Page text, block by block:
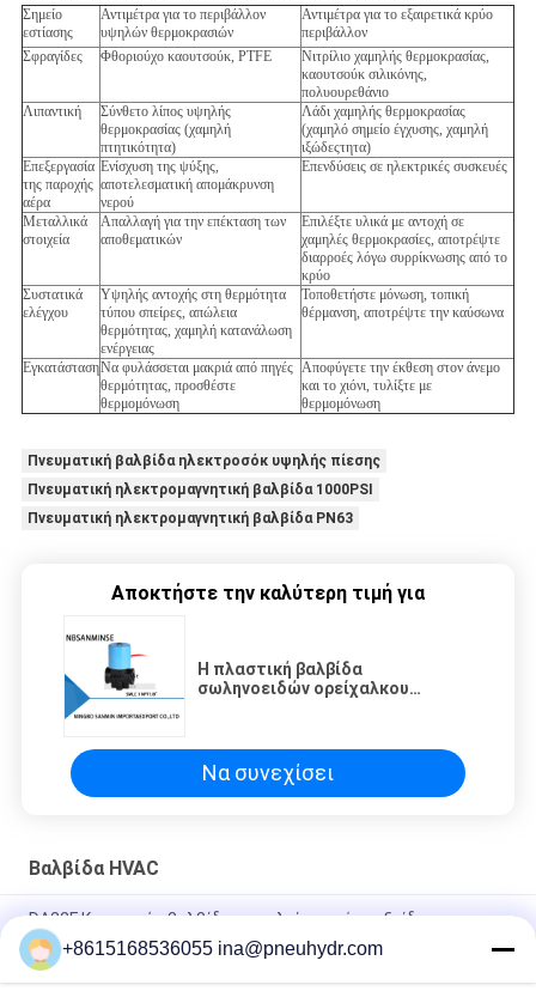
Σημείο
εστίασης
Αντιμέτρα για το περιβάλλον
υψηλών θερμοκρασιών
Αντιμέτρα για το εξαιρετικά κρύο
περιβάλλον
Σφραγίδες
Φθοριούχο καουτσούκ, PTFE
Νιτρίλιο χαμηλής θερμοκρασίας,
καουτσούκ σιλικόνης,
πολυουρεθάνιο
Λιπαντική
Σύνθετο λίπος υψηλής
θερμοκρασίας (χαμηλή
πτητικότητα)
Λάδι χαμηλής θερμοκρασίας
(χαμηλό σημείο έγχυσης, χαμηλή
ιξώδεςτητα)
Επεξεργασία
της παροχής
αέρα
Ενίσχυση της ψύξης,
αποτελεσματική απομάκρυνση
νερού
Επενδύσεις σε ηλεκτρικές συσκευές
Μεταλλικά
στοιχεία
Απαλλαγή για την επέκταση των
αποθεματικών
Επιλέξτε υλικά με αντοχή σε
χαμηλές θερμοκρασίες, αποτρέψτε
διαρροές λόγω συρρίκνωσης από το
κρύο
Συστατικά
ελέγχου
Υψηλής αντοχής στη θερμότητα
τύπου σπείρες, απώλεια
θερμότητας, χαμηλή κατανάλωση
ενέργειας
Τοποθετήστε μόνωση, τοπική
θέρμανση, αποτρέψτε την καύσωνα
ΕγκατάστασηΝα φυλάσσεται μακριά από πηγές
θερμότητας, προσθέστε
θερμομόνωση
Αποφύγετε την έκθεση στον άνεμο
και το χιόνι, τυλίξτε με
θερμομόνωση
Πνευματική βαλβίδα ηλεκτροσόκ υψηλής πίεσης
Πνευματική ηλεκτρομαγνητική βαλβίδα 1000PSI
Πνευματική ηλεκτρομαγνητική βαλβίδα PN63
Αποκτήστε την καλύτερη τιμή για
Η πλαστική βαλβίδα
σωληνοειδών ορείχαλκου
μήκος μολύβδου
Να συνεχίσει
Βαλβίδα HVAC
DA22F Κρυογενής βαλβίδα ασφαλείας από ανοξείδωτο
χάλυβα 65bar
DA22F-25/40P(C) V Κρυογονική Βαλβίδα Ασφαλείας
+8615168536055 ina@pneuhydr.com